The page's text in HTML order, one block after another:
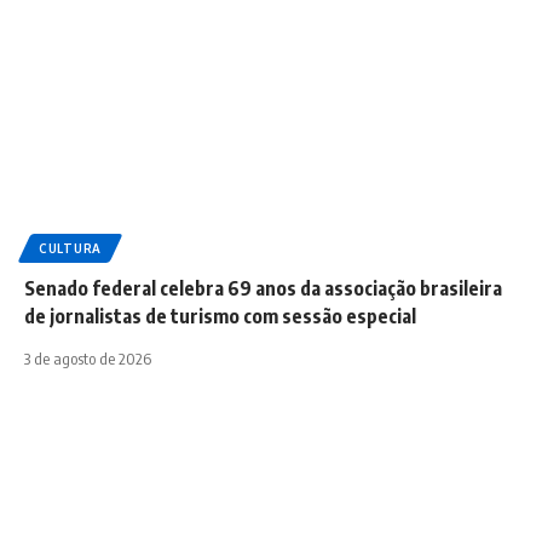
CULTURA
Senado federal celebra 69 anos da associação brasileira
de jornalistas de turismo com sessão especial
3 de agosto de 2026